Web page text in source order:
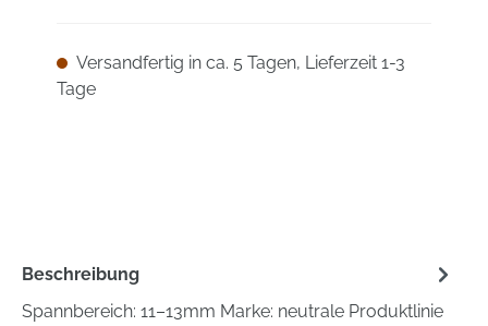
Versandfertig in ca. 5 Tagen, Lieferzeit 1-3
Tage
Beschreibung
Spannbereich: 11–13mm Marke: neutrale Produktlinie